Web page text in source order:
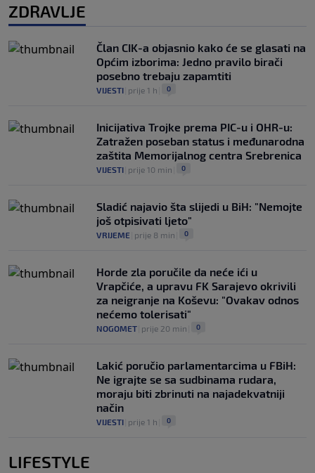
ZDRAVLJE
Član CIK-a objasnio kako će se glasati na
Općim izborima: Jedno pravilo birači
posebno trebaju zapamtiti
VIJESTI prije 1 h 0
Inicijativa Trojke prema PIC-u i OHR-u:
Zatražen poseban status i međunarodna
zaštita Memorijalnog centra Srebrenica
VIJESTI prije 10 min 0
Sladić najavio šta slijedi u BiH: "Nemojte
još otpisivati ljeto"
VRIJEME prije 8 min 0
Horde zla poručile da neće ići u
Vrapčiće, a upravu FK Sarajevo okrivili
za neigranje na Koševu: "Ovakav odnos
nećemo tolerisati"
NOGOMET prije 20 min 0
Lakić poručio parlamentarcima u FBiH:
Ne igrajte se sa sudbinama rudara,
moraju biti zbrinuti na najadekvatniji
način
VIJESTI prije 1 h 0
LIFESTYLE